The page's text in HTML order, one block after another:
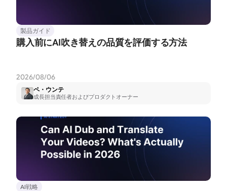
製品ガイド
購入前にAI吹き替えの品質を評価する方法
2026/08/06
ペ・ウンテ
成長担当責任者およびプロダクトオーナー
AI戦略